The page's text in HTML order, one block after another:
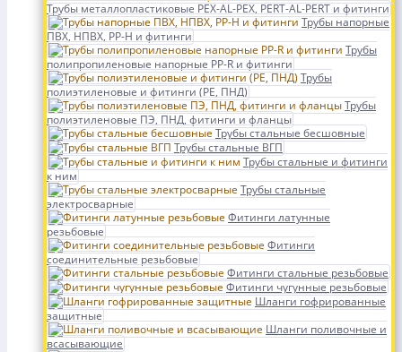
Трубы металлопластиковые PEX-AL-PEX, PERT-AL-PERT и фитинги
Трубы напорные
ПВХ, НПВХ, PP-H и фитинги
Трубы
полипропиленовые напорные PP-R и фитинги
Трубы
полиэтиленовые и фитинги (PE, ПНД)
Трубы
полиэтиленовые ПЭ, ПНД, фитинги и фланцы
Трубы стальные бесшовные
Трубы стальные ВГП
Трубы стальные и фитинги
к ним
Трубы стальные
электросварные
Фитинги латунные
резьбовые
Фитинги
соединительные резьбовые
Фитинги стальные резьбовые
Фитинги чугунные резьбовые
Шланги гофрированные
защитные
Шланги поливочные и
всасывающие